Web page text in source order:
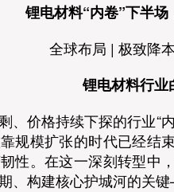
锂电材料“内卷”下半
全球布局 | 极致降
锂电材料行业
、价格持续下探的行业“
规模扩张的时代已经结
性。在这一深刻转型中
、构建核心护城河的关